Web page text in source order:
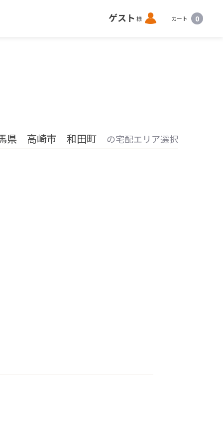
ゲスト 様 ロ
グ
カート 0
県 高崎市 和田町 の宅配エリア選択